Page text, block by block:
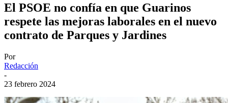
El PSOE no confía en que Guarinos
respete las mejoras laborales en el nuevo
contrato de Parques y Jardines
Por
Redacción
-
23 febrero 2024